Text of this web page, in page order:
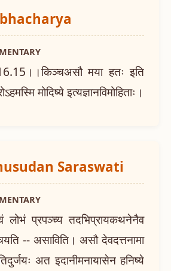
मया हतः इति
मोदिष्ये इत्यज्ञानविमोहिताः।
Saraswati
प्रपञ्च्य तदभिप्रायकथनेनैव
-- असाविति। असौ देवदत्तनामा
अत इदानीमनायासेन हनिष्ये